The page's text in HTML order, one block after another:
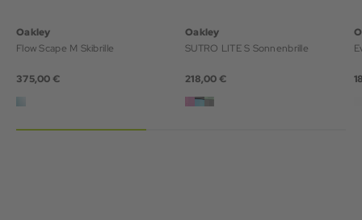
Oakley
Flow Scape M Skibrille
375,00 €
Oakley
SUTRO LITE S Sonnenbrille
218,00 €